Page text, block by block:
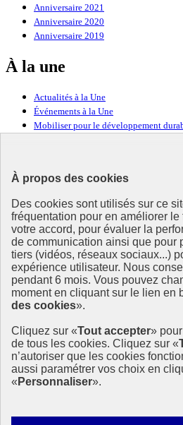
À propos des cookies
Des cookies sont utilisés sur ce
fréquentation pour en améliorer
votre accord, pour évaluer la
de communication ainsi que pour
tiers (vidéos, réseaux sociaux...)
expérience utilisateur. Nous
pendant 6 mois. Vous pouvez
moment en cliquant sur le lien en
des cookies».
Cliquez sur «Tout accepter»
de tous les cookies. Cliquez sur «
n’autoriser que les cookies
aussi paramétrer vos choix en
« Personnaliser».
Anniversaire 2021
Anniversaire 2020
Anniversaire 2019
À la une
Actualités à la Une
Événements à la Une
Mobiliser pour le développement
Ressources
Ressources
La Méth’ODD
Gouvernement
Ce site propose l’information de
2030 et la feuille de route de la
tous les acteurs.
info.gouv.fr- ouvre une nouvelle
service-public.fr - ouvre une
legifrance.gouv.fr- ouvre une
data.gouv.fr- ouvre une
Plan du site
Mentions légales